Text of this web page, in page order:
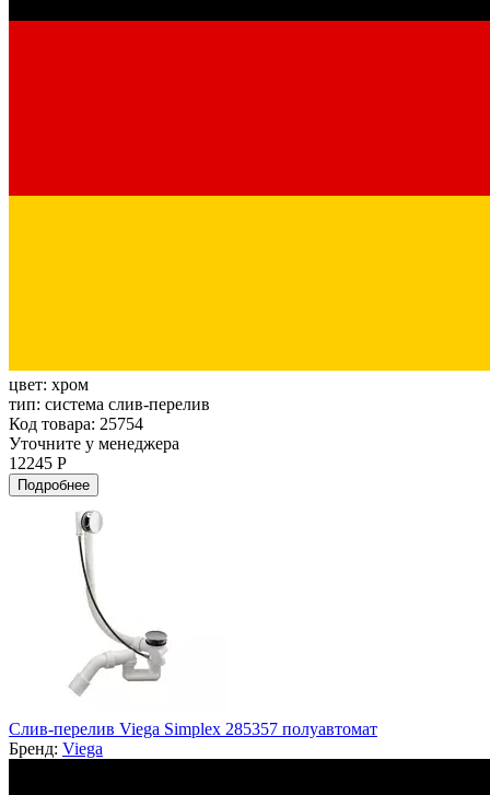
цвет: хром
тип: система слив-перелив
Код товара: 25754
Уточните у менеджера
12245 Р
Подробнее
Слив-перелив Viega Simplex 285357 полуавтомат
Бренд: Viega